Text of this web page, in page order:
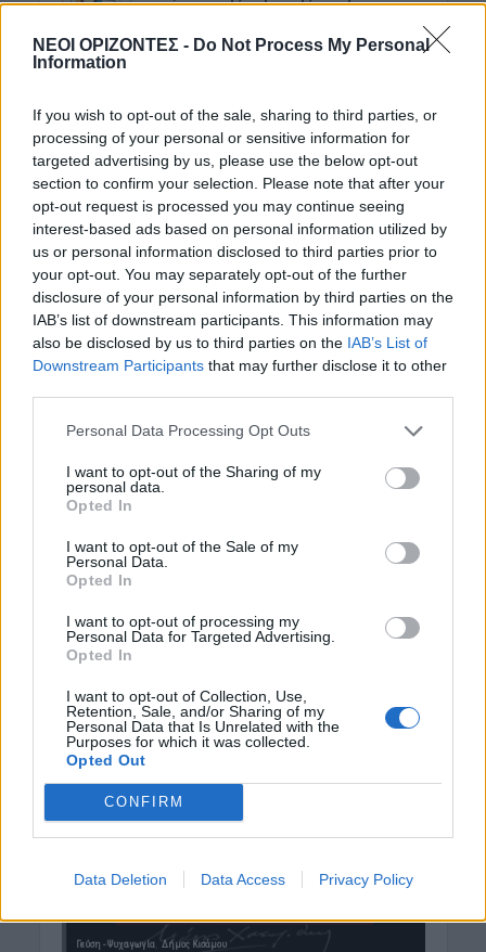
ΝΕΟΙ ΟΡΙΖΟΝΤΕΣ - Do Not Process My Personal
Information
If you wish to opt-out of the sale, sharing to third parties, or
processing of your personal or sensitive information for
targeted advertising by us, please use the below opt-out
section to confirm your selection. Please note that after your
opt-out request is processed you may continue seeing
interest-based ads based on personal information utilized by
us or personal information disclosed to third parties prior to
your opt-out. You may separately opt-out of the further
disclosure of your personal information by third parties on the
IAB’s list of downstream participants. This information may
also be disclosed by us to third parties on the IAB’s List of
Downstream Participants that may further disclose it to other
Personal Data Processing Opt Outs
I want to opt-out of the Sharing of my
personal data.
Opted In
I want to opt-out of the Sale of my
Personal Data.
Opted In
I want to opt-out of processing my
Personal Data for Targeted Advertising.
Opted In
I want to opt-out of Collection, Use,
Retention, Sale, and/or Sharing of my
Personal Data that Is Unrelated with the
Purposes for which it was collected.
Opted Out
CONFIRM
Data Deletion Data Access Privacy Policy
«έφυγαν» πάμφτωχοι
8 Αυγούστου 2026 19:33
Δημοφιλή αυτή την εβδομάδα